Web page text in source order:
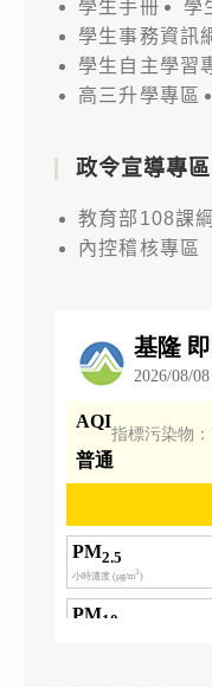
學生手冊
學
學生事務資訊
學生自主學習
高三升學專區
政令宣導專區
教育部108課
內控稽核專區